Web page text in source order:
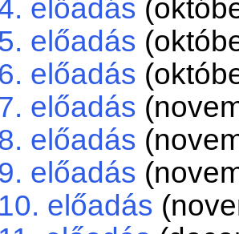
előadás
előadás
6. előadás
7. előadás
előadás
előadás
10. előadás